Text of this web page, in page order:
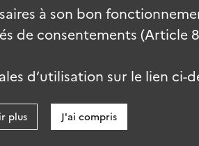
à son bon
de consentements (Article
d’utilisation sur le lien ci-
plus J'ai compris